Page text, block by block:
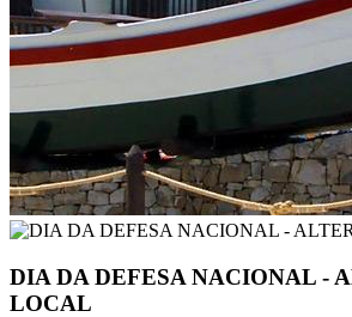
DIA DA DEFESA NACIONAL -
LOCAL